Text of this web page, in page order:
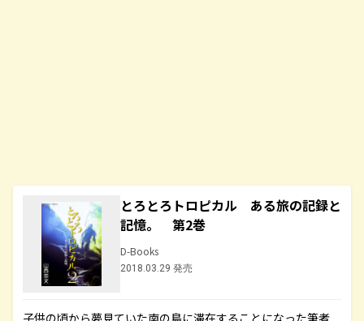
とろとろトロピカル ある旅の記録と
記憶。 第2巻
D-Books
2018.03.29 発売
子供の頃から夢見ていた南の島に滞在することになった筆者